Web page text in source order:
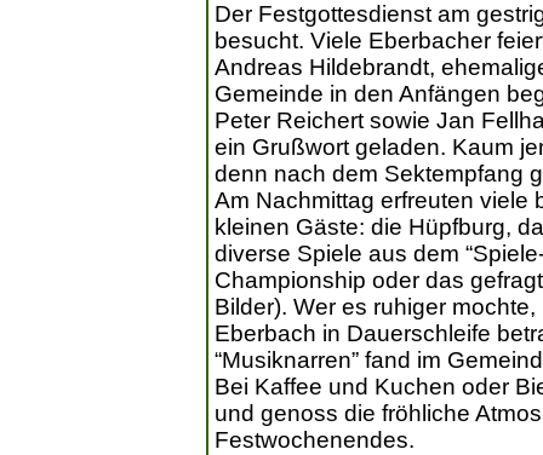
Der Festgottesdienst am
besucht. Viele Eberbacher
Andreas Hildebrandt,
Gemeinde in den Anfängen
Peter Reichert sowie Jan
ein Grußwort geladen. Kaum
denn nach dem Sektempfang
Am Nachmittag erfreuten viele
kleinen Gäste: die Hüpfburg,
diverse Spiele aus dem
Championship oder das
Bilder). Wer es ruhiger
Eberbach in Dauerschleife
“Musiknarren” fand im
Bei Kaffee und Kuchen oder
und genoss die fröhliche
Festwochenendes.